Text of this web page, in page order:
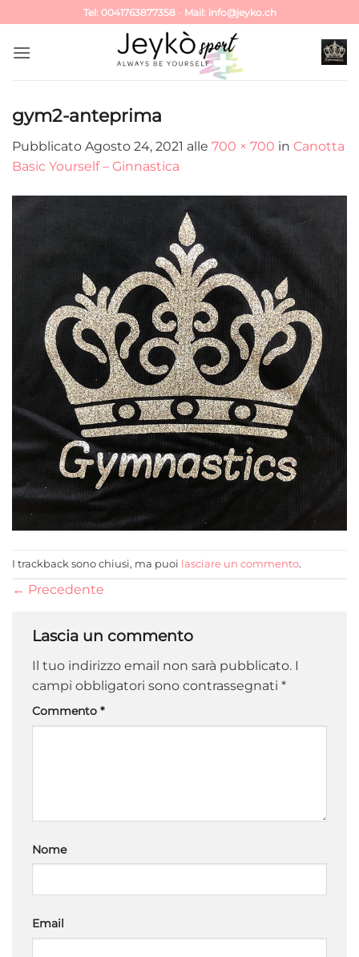
ai
contenuti
Tel: 0041763877358- Mail: info@jeyko.ch
gym2-anteprima
Pubblicato Agosto 24, 2021 alle 700 × 700 in Canotta
Basic Yourself – Ginnastica
I trackback sono chiusi, ma puoi lasciare un commento.
← Precedente
Lascia un commento
Il tuo indirizzo email non sarà pubblicato. I
campi obbligatori sono contrassegnati *
Commento *
Nome
Email